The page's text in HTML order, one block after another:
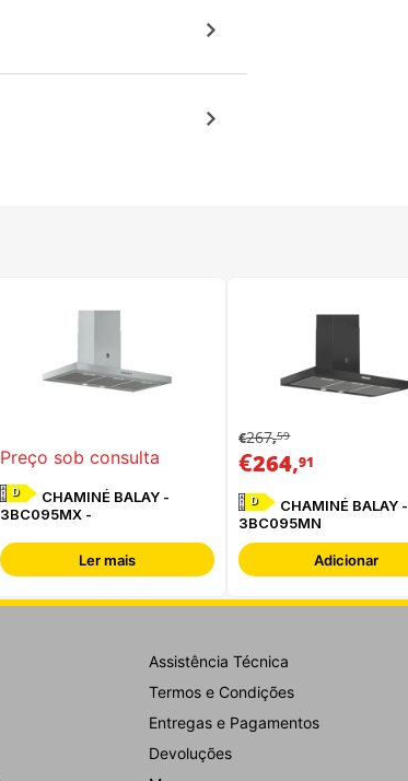
Preço sob consulta
D
CHAMINÉ BALAY -
3BC095MX -
Ler mais
€267,59
€264,91
D
CHAMINÉ BALAY -
3BC095MN
Adicionar
Assistência Técnica
Termos e Condições
Entregas e Pagamentos
Devoluções